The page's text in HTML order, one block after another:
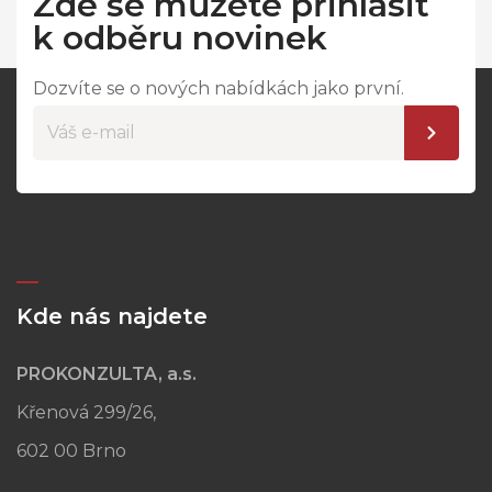
k odběru novinek
Dozvíte se o nových nabídkách jako první.
Kde nás najdete
PROKONZULTA, a.s.
Křenová 299/26,
602 00 Brno